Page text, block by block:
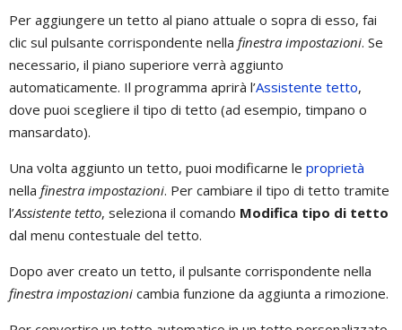
Per aggiungere un tetto al piano attuale o sopra di esso, fai
clic sul pulsante corrispondente nella finestra impostazioni. Se
necessario, il piano superiore verrà aggiunto
automaticamente. Il programma aprirà l’Assistente tetto,
dove puoi scegliere il tipo di tetto (ad esempio, timpano o
mansardato).
Una volta aggiunto un tetto, puoi modificarne le proprietà
nella finestra impostazioni. Per cambiare il tipo di tetto tramite
l’Assistente tetto, seleziona il comando Modifica tipo di tetto
dal menu contestuale del tetto.
Dopo aver creato un tetto, il pulsante corrispondente nella
finestra impostazioni cambia funzione da aggiunta a rimozione.